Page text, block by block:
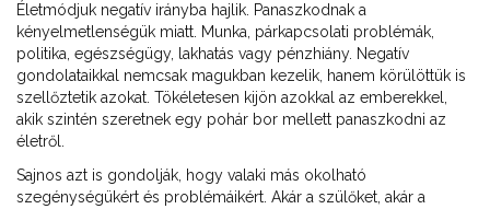
Életmódjuk negatív irányba hajlik. Panaszkodnak a
kényelmetlenségük miatt. Munka, párkapcsolati problémák,
politika, egészségügy, lakhatás vagy pénzhiány. Negatív
gondolataikkal nemcsak magukban kezelik, hanem körülöttük is
szellőztetik azokat. Tökéletesen kijön azokkal az emberekkel,
akik szintén szeretnek egy pohár bor mellett panaszkodni az
életről.
Sajnos azt is gondolják, hogy valaki más okolható
szegénységükért és problémáikért. Akár a szülőket, akár a